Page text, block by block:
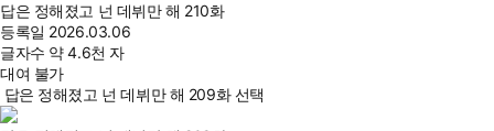
답은 정해졌고 넌 데뷔만 해 210화
등록일 2026.03.06
글자수 약 4.6천 자
대여 불가
답은 정해졌고 넌 데뷔만 해 209화 선택